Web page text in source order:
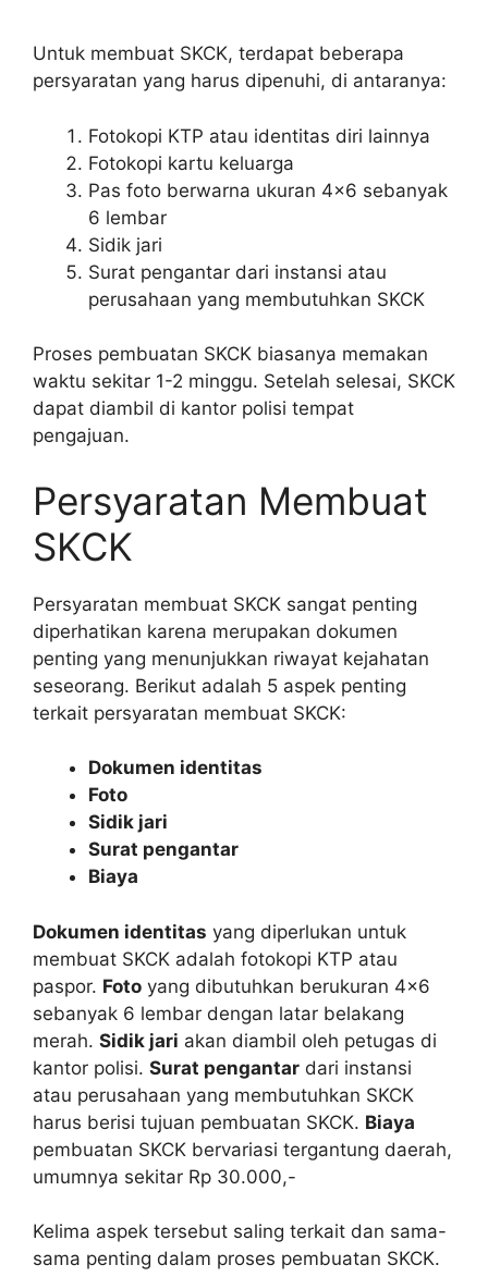
Untuk membuat SKCK, terdapat beberapa
persyaratan yang harus dipenuhi, di antaranya:
Fotokopi KTP atau identitas diri lainnya
Fotokopi kartu keluarga
Pas foto berwarna ukuran 4×6 sebanyak
6 lembar
Sidik jari
Surat pengantar dari instansi atau
perusahaan yang membutuhkan SKCK
Proses pembuatan SKCK biasanya memakan
waktu sekitar 1-2 minggu. Setelah selesai, SKCK
dapat diambil di kantor polisi tempat
pengajuan.
Persyaratan Membuat
SKCK
Persyaratan membuat SKCK sangat penting
diperhatikan karena merupakan dokumen
penting yang menunjukkan riwayat kejahatan
seseorang. Berikut adalah 5 aspek penting
terkait persyaratan membuat SKCK:
Dokumen identitas
Foto
Sidik jari
Surat pengantar
Biaya
Dokumen identitas yang diperlukan untuk
membuat SKCK adalah fotokopi KTP atau
paspor. Foto yang dibutuhkan berukuran 4×6
sebanyak 6 lembar dengan latar belakang
merah. Sidik jari akan diambil oleh petugas di
kantor polisi. Surat pengantar dari instansi
atau perusahaan yang membutuhkan SKCK
harus berisi tujuan pembuatan SKCK. Biaya
pembuatan SKCK bervariasi tergantung daerah,
umumnya sekitar Rp 30.000,-
Kelima aspek tersebut saling terkait dan sama-
sama penting dalam proses pembuatan SKCK.